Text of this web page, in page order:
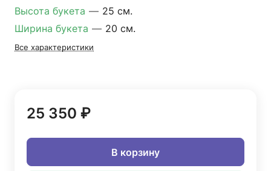
Высота букета — 25 см.
Ширина букета — 20 см.
Все характеристики
25 350 ₽
В корзину